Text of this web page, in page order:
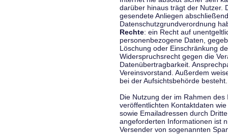
darüber hinaus trägt der Nutzer.
gesendete Anliegen
Datenschutzgrundverordnung
Rechte: ein Recht auf
personenbezogene Daten,
Löschung oder Einschränkung
Widerspruchsrecht gegen die
Datenübertragbarkeit.
Vereinsvorstand. Außerdem
bei der Aufsichtsbehörde besteht.
Die Nutzung der im Rahmen
veröffentlichten Kontaktdaten
sowie Emailadressen durch
angeforderten Informationen ist
Versender von sogenannten